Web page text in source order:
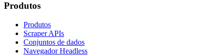
Produtos
Produtos
Scraper APIs
Conjuntos de dados
Navegador Headless